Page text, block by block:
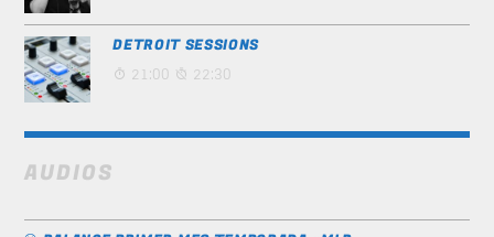
DETROIT SESSIONS
21:00 22:30
AUDIOS